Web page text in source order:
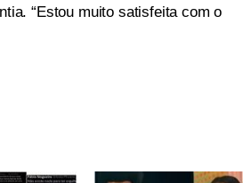
“Estou muito satisfeita com o